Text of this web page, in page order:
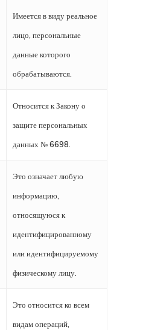
Имеется в виду реальное
лицо, персональные
данные которого
обрабатываются.
Относится к Закону о
защите персональных
данных № 6698.
Это означает любую
информацию,
относящуюся к
идентифицированному
или идентифицируемому
физическому лицу.
Это относится ко всем
видам операций,